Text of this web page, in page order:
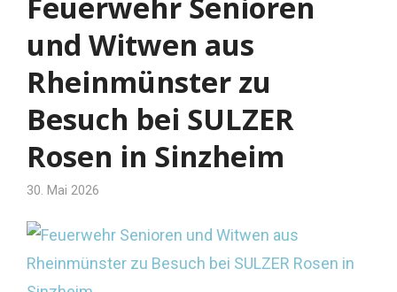
und Witwen aus
Rheinmünster zu
Besuch bei SULZER
Rosen in Sinzheim
30. Mai 2026